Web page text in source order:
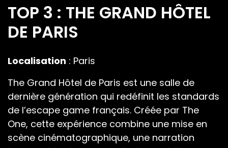
TOP 3 : THE GRAND HÔTEL
DE PARIS
Localisation : Paris
The Grand Hôtel de Paris est une salle de
dernière génération qui redéfinit les standards
de l’escape game français. Créée par The
One, cette expérience combine une mise en
scène cinématographique, une narration